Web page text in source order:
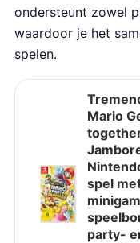
ondersteunt zowel
waardoor je het
spelen.
Mario
spel
party-